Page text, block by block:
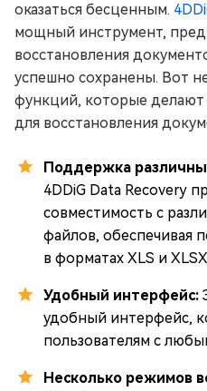
оказаться бесценным.
мощный инструмент,
восстановления
успешно сохранены. Вот
функций, которые
для восстановления
Поддержка
4DDiG Data Recovery
совместимость с
файлов, обеспечивая
в форматах XLS и
Удобный интерфейс:
удобный интерфейс,
пользователям с
Несколько режимов